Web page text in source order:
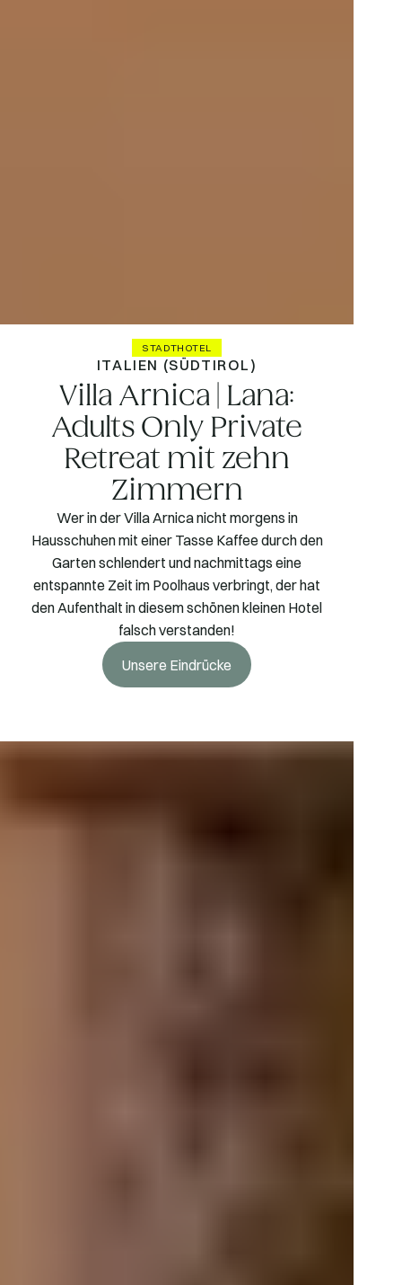
STADTHOTEL
ITALIEN (SÜDTIROL)
Villa Arnica | Lana:
Adults Only Private
Retreat mit zehn
Zimmern
Wer in der Villa Arnica nicht morgens in
Hausschuhen mit einer Tasse Kaffee durch den
Garten schlendert und nachmittags eine
entspannte Zeit im Poolhaus verbringt, der hat
den Aufenthalt in diesem schönen kleinen Hotel
falsch verstanden!
Unsere Eindrücke